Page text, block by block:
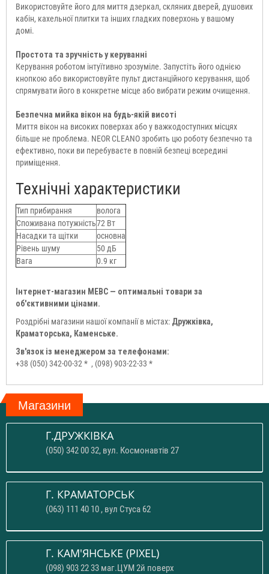
Використовуйте його для миття дзеркал, скляних дверей, душових
кабін, кахельної плитки та інших гладких поверхонь у вашому
домі.
Простота та зручність у керуванні
Керування роботом інтуїтивно зрозуміле. Запустіть його однією
кнопкою або використовуйте пульт дистанційного керування, щоб
спрямувати його в конкретне місце або вибрати режим очищення.
Безпечна мийка вікон на будь-якій висоті
Миття вікон на високих поверхах або у важкодоступних місцях
більше не проблема. NEOR CLEANO зробить цю роботу безпечно та
ефективно, поки ви перебуваєте в повній безпеці всередині
приміщення.
Технічні характеристики
Тип прибирання
волога
Споживана потужність72 Вт
Насадки та щітки
основна
Рівень шуму
50 дБ
Вага
0.9 кг
Інтернет-магазин МЕВС — оптимальні товари за
об'єктивними цінами.
Роздрібні магазини нашої компанії в містах: Дружківка,
Краматорська, Каменське.
Зв'язок із менеджером за телефонами:
+38 (050) 342-00-32 * , (098) 903-22-33 *
Магазини
Г.ДРУЖКІВКА
(050) 342 00 32, вул. Космонавтів 27
Г. КРАМАТОРСЬК
(063) 111 40 10 , вул Стуса 62
Г. КАМ'ЯНСЬКЕ (PIXEL)
(098) 903 22 33 маг.ЦУМ 2й поверх